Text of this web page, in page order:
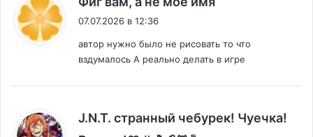
07.07.2026 в 12:36
автор нужно было не рисовать то что
вздумалось А реально делать в игре
J.N.T. странный чебурек! Чуечка!